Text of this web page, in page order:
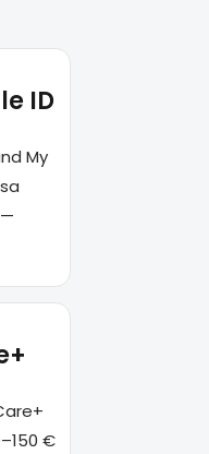
ID
My
€